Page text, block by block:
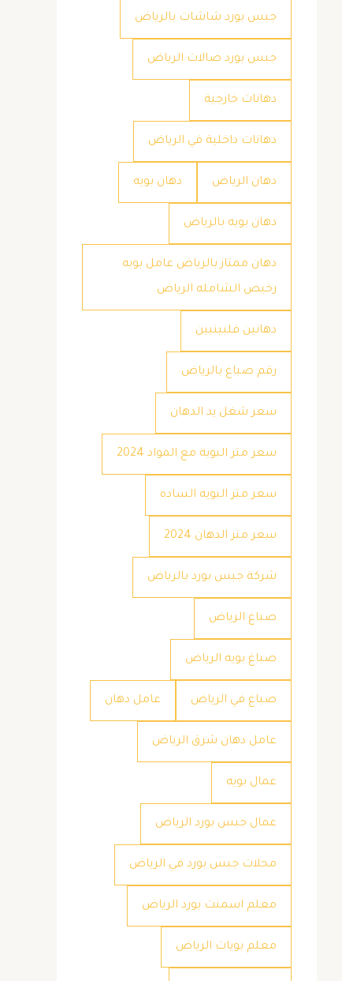
جبس بورد شاشات بالرياض
جبس بورد صالات الرياض
دهانات خارجية
دهانات داخلية في الرياض
دهان الرياض دهان بويه
دهان بويه بالرياض
دهان ممتاز بالرياض عامل بويه
رخيص الشامله الرياض
دهانين فلبينيين
رقم صباغ بالرياض
سعر شغل يد الدهان
سعر متر البوية مع المواد 2024
سعر متر البويه الساده
سعر متر الدهان 2024
شركة جبس بورد بالرياض
صباغ الرياض
صباغ بويه الرياض
صباغ في الرياض عامل دهان
عامل دهان شرق الرياض
عمال بويه
عمال جبس بورد الرياض
محلات جبس بورد في الرياض
معلم اسمنت بورد الرياض
معلم بويات الرياض